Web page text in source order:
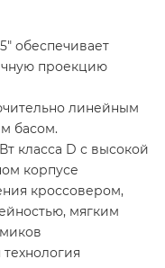
обеспечивает
проекцию
линейным
басом.
класса D с высокой
корпусе
кроссовером,
мягким